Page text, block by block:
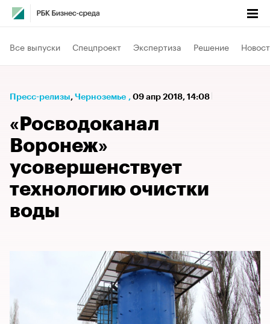
Все выпуски Спецпроект Экспертиза Решение
Пресс-релизы⁠, Черноземье , 09 апр 2018, 14:08
«Росводоканал
Воронеж»
усовершенствует
технологию очистки
воды